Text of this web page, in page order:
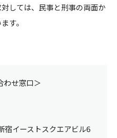
しては、民事と刑事の両面か
す。
わせ窓口＞
宿イーストスクエアビル6